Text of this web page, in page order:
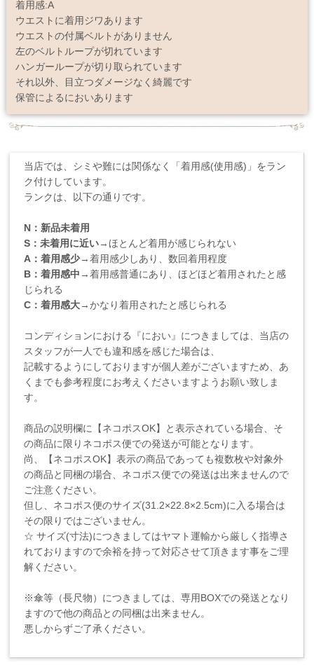
着用感:A
ウエストに着用ジワあります
ウエストの付属ベルトがありません
左のベルトループが切れています
ハンガーループが切り取られています
それ以外、目立つダメージなく綺麗です
保管によるにおいあります
当店では、シミや難には関係なく「着用感(使用感)」をラン
ク付けしています。
ランクは、以下の通りです。
N：新品未着用
S：未着用に近い→ほとんど着用が感じられない
A：着用感少→着用感少しあり、数回着用程度
B：着用感中→着用感普通にあり、ほどほど着用されたと感
じられる
C：着用感大→かなり着用されたと感じられる
コンディションにおける『におい』につきましては、当店の
スタッフが一人でも違和感を感じた場合は、
記載するようにしておりますが個人差がございますため、あ
くまでも参考程度にお考えくださいますようお願い致しま
す。
商品の説明欄に【ネコポスOK】と表示されている場合、そ
の商品に限りネコポス便での発送が可能となります。
尚、【ネコポスOK】表示の商品であっても複数枚や対象外
の商品と同梱の場合、ネコポス便での発送は出来ませんので
ご注意ください。
但し、ネコポス便のサイズ(31.2×22.8×2.5cm)に入る場合は
その限りではございません。
☆ サイズ(寸法)につきましてはヤマト運輸から厳しく指導さ
れておりますので余裕を持って対応させて頂きます事をご理
解ください。
※傘等（長尺物）につきましては、専用BOXでの発送となり
ますので他の商品との同梱は出来ません。
悪しからずご了承ください。